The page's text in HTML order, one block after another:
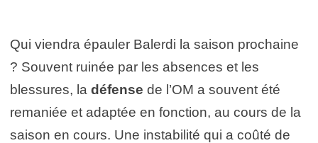
Qui viendra épauler Balerdi la saison prochaine
? Souvent ruinée par les absences et les
blessures, la défense de l’OM a souvent été
remaniée et adaptée en fonction, au cours de la
saison en cours. Une instabilité qui a coûté de